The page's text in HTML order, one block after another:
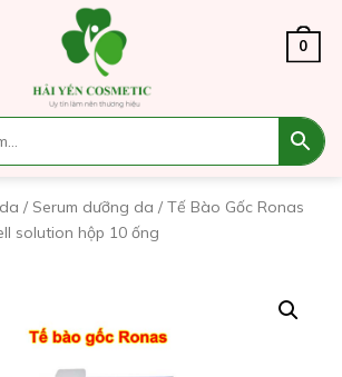
0
/ Serum dưỡng da / Tế Bào Gốc Ronas
solution hộp 10 ống